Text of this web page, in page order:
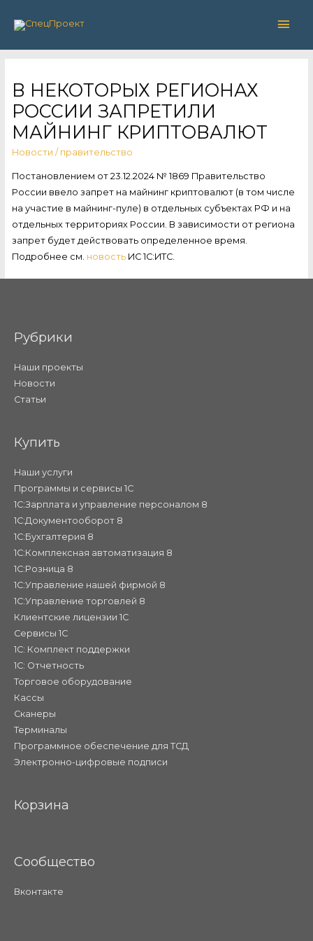
В НЕКОТОРЫХ РЕГИОНАХ
РОССИИ ЗАПРЕТИЛИ
МАЙНИНГ КРИПТОВАЛЮТ
Новости / правительство
Постановлением от 23.12.2024 № 1869 Правительство
России ввело запрет на майнинг криптовалют (в том числе
на участие в майнинг-пуле) в отдельных субъектах РФ и на
отдельных территориях России. В зависимости от региона
запрет будет действовать определенное время.
Подробнее см. новостьИС 1С:ИТС.
Рубрики
Наши проекты
Новости
Статьи
Купить
Наши услуги
Программы и сервисы 1С
1С:Зарплата и управление персоналом 8
1С:Документооборот 8
1С:Бухгалтерия 8
1С:Комплексная автоматизация 8
1С:Розница 8
1С:Управление нашей фирмой 8
1С:Управление торговлей 8
Клиентские лицензии 1С
Сервисы 1С
1С: Комплект поддержки
1С: Отчетность
Торговое оборудование
Кассы
Сканеры
Терминалы
Программное обеспечение для ТСД
Электронно-цифровые подписи
Корзина
Сообщество
Вконтакте